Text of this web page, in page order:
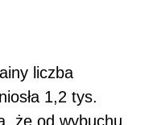
liczba
1,2 tys.
że od wybuchu